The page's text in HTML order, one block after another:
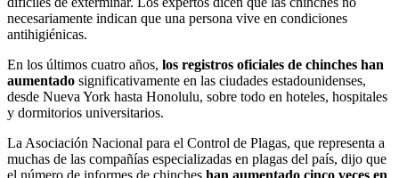
necesariamente indican que una persona vive en condiciones
antihigiénicas.
En los últimos cuatro años, los registros oficiales de chinches han
aumentado significativamente en las ciudades estadounidenses,
desde Nueva York hasta Honolulu, sobre todo en hoteles, hospitales
y dormitorios universitarios.
La Asociación Nacional para el Control de Plagas, que representa a
muchas de las compañías especializadas en plagas del país, dijo que
el número de informes de chinches han aumentado cinco veces en